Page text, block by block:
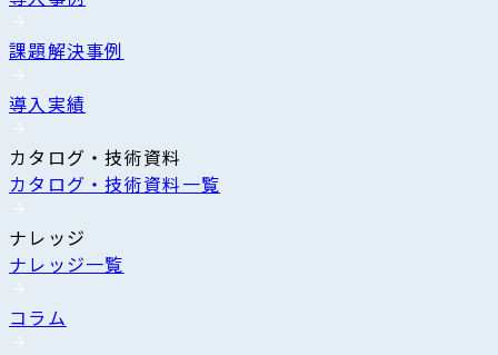
課題解決事例
導入実績
カタログ・技術資料
カタログ・技術資料一覧
ナレッジ
ナレッジ一覧
コラム